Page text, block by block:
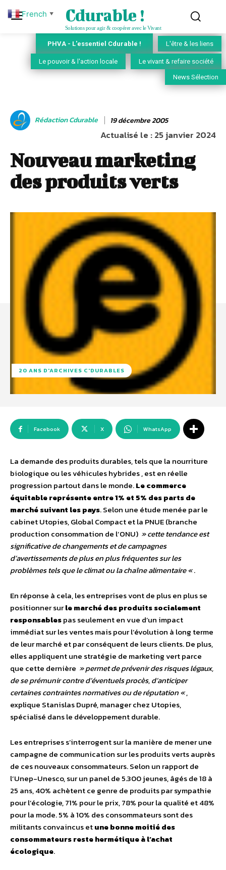
Cdurable !
Solutions pour agir & coopérer avec le Vivant
PHVA - L'essentiel Cdurable ! L'être & les liens
Le pouvoir & l'action locale Le vivant & refaire société
News Sélection
Rédaction Cdurable 19 décembre 2005
Actualisé le :25 janvier 2024
Nouveau marketing
des produits verts
20 ANS D'ARCHIVES C'DURABLES
Facebook X WhatsApp
La demande des produits durables, tels que la nourriture
biologique ou les véhicules hybrides , est en réelle
progression partout dans le monde.Le commerce
équitable représente entre 1% et 5% des parts de
marché suivant les pays. Selon une étude menée par le
cabinet Utopies, Global Compact et la PNUE (branche
production consommation de l’ONU) » cette tendance est
significative de changements et de campagnes
d’avertissements de plus en plus fréquentes sur les
problèmes tels que le climat ou la chaîne alimentaire «.
En réponse à cela, les entreprises vont de plus en plus se
positionner surle marché des produits socialement
responsablespas seulement en vue d’un impact
immédiat sur les ventes mais pour l’évolution à long terme
de leur marché et par conséquent de leurs clients. De plus,
elles appliquent une stratégie de marketing vert parce
que cette dernière » permet de prévenir des risques légaux,
de se prémunir contre d’éventuels procès, d’anticiper
certaines contraintes normatives ou de réputation «,
explique Stanislas Dupré, manager chez Utopies,
spécialisé dans le développement durable.
Les entreprises s’interrogent sur la manière de mener une
campagne de communication sur les produits verts auprès
de ces nouveaux consommateurs. Selon un rapport de
l’Unep-Unesco, sur un panel de 5.300 jeunes, âgés de 18 à
25 ans, 40% achètent ce genre de produits par sympathie
pour l’écologie, 71% pour le prix, 78% pour la qualité et 48%
pour la mode. 5% à 10% des consommateurs sont des
militants convaincus etune bonne moitié des
consommateurs reste hermétique à l’achat
écologique.
French ▼